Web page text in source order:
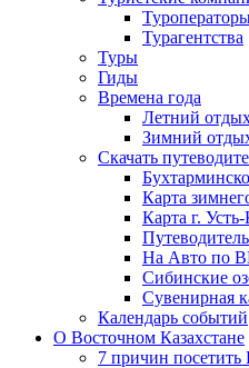
Турагентства
Туры
Гиды
Времена года
Летний
Зимний
Скачать
Карта
Карта г.
На Авто по
Сибинские
Сувенирная
Календарь событий
О Восточном Казахстане
7 причин посетить